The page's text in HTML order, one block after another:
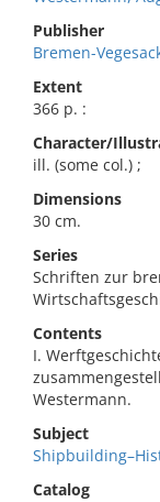
Publisher
Bremen-
Extent
366 p. :
Character/
ill. (some col.) ;
Dimensions
30 cm.
Series
Schriften zur
Contents
I.
Westermann.
Subject
Catalog